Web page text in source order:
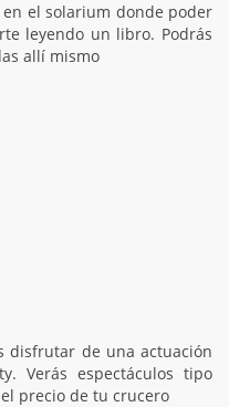
el solarium donde poder
leyendo un libro. Podrás
allí mismo
disfrutar de una actuación
Verás espectáculos tipo
precio de tu crucero